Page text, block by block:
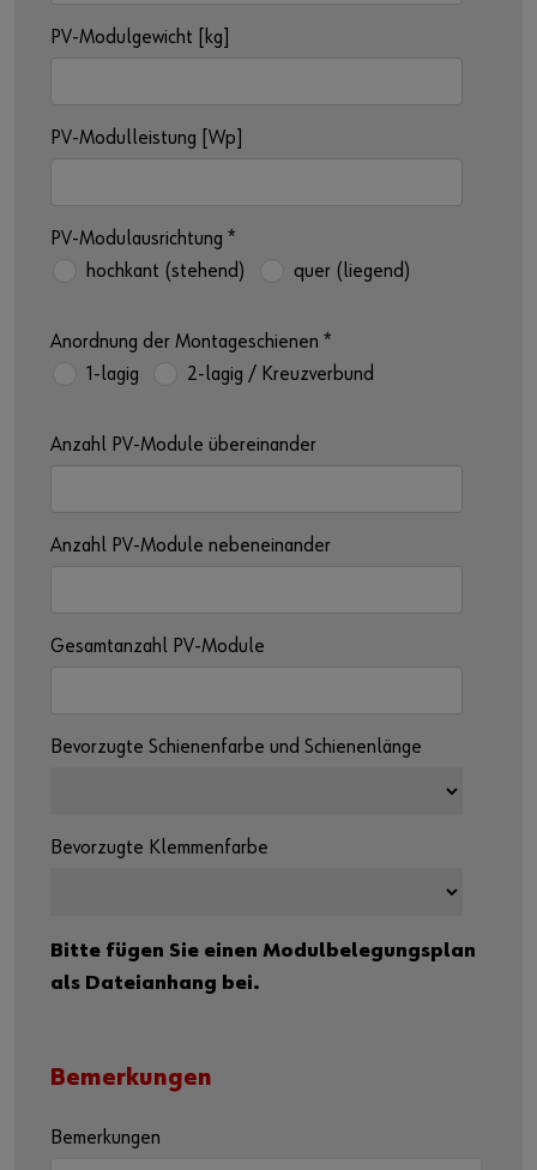
PV-Modulgewicht [kg]
PV-Modulleistung [Wp]
PV-Modulausrichtung *
hochkant (stehend)
quer (liegend)
Anordnung der Montageschienen *
1-lagig
2-lagig / Kreuzverbund
Anzahl PV-Module übereinander
Anzahl PV-Module nebeneinander
Gesamtanzahl PV-Module
Bevorzugte Schienenfarbe und Schienenlänge
Bevorzugte Klemmenfarbe
Bitte fügen Sie einen Modulbelegungsplan
als Dateianhang bei.
Bemerkungen
Bemerkungen